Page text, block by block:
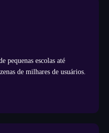
pequenas escolas até
de milhares de usuários.